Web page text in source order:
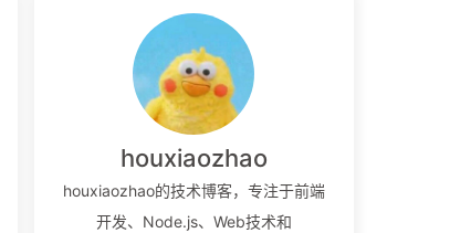
houxiaozhao
houxiaozhao的技术博客，专注于前端
开发、Node.js、Web技术和